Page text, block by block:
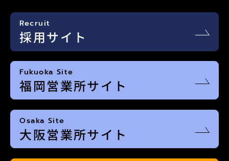
Recruit
採用サイト
Fukuoka Site
福岡営業所サイト
Osaka Site
大阪営業所サイト